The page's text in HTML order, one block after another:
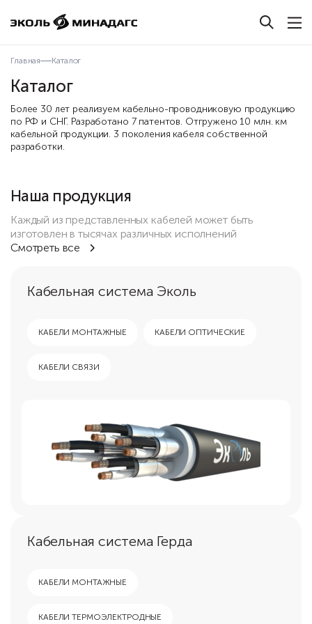
Главная Каталог
Каталог
Более 30 лет реализуем кабельно-проводниковую продукцию
по РФ и СНГ. Разработано 7 патентов. Отгружено 10 млн. км
кабельной продукции. 3 поколения кабеля собственной
разработки.
Наша продукция
Каждый из представленных кабелей может быть
изготовлен в тысячах различных исполнений
Смотреть все
Кабельная система Эколь
КАБЕЛИ МОНТАЖНЫЕ КАБЕЛИ ОПТИЧЕСКИЕ
КАБЕЛИ СВЯЗИ
Кабельная система Герда
КАБЕЛИ МОНТАЖНЫЕ
КАБЕЛИ ТЕРМОЭЛЕКТРОДНЫЕ